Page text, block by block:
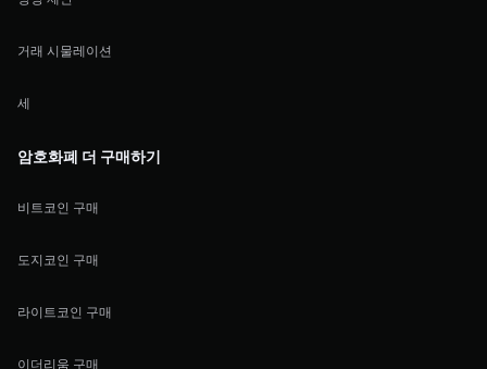
거래 시물레이션
세
암호화폐 더 구매하기
비트코인 구매
도지코인 구매
라이트코인 구매
이더리움 구매